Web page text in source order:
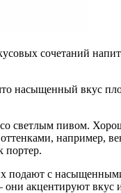
сочетаний
насыщенный вкус
со светлым пивом.
например,
портер.
подают с
акцентируют вкус